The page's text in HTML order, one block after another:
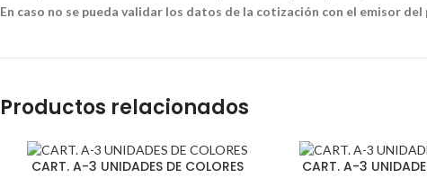
En caso no se pueda validar los datos de la cotización con el emisor
Productos relacionados
CART. A-3 UNIDADES DE COLORES CART. A-3